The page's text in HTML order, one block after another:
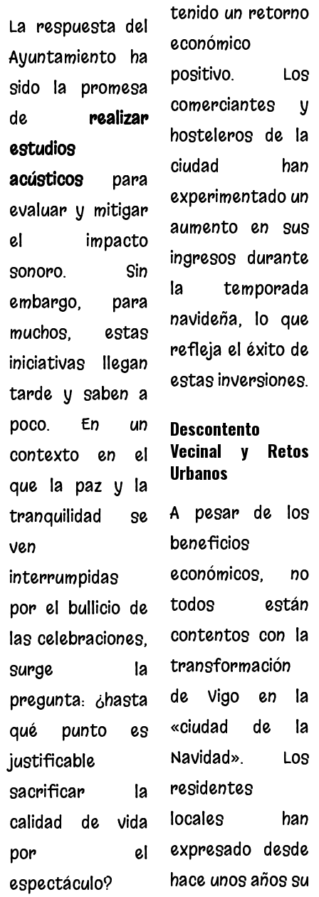
La respuesta del
Ayuntamiento ha
sido la promesa
derealizar
estudios
acústicospara
evaluar y mitigar
el impacto
sonoro. Sin
embargo, para
muchos, estas
iniciativas llegan
tarde y saben a
poco. En un
contexto en el
que la paz y la
tranquilidad se
ven
interrumpidas
por el bullicio de
las celebraciones,
surge la
pregunta: ¿hasta
qué punto es
justificable
sacrificar la
calidad de vida
por el
espectáculo?
tenido un retorno
económico
positivo. Los
comerciantes y
hosteleros de la
ciudad han
experimentado un
aumento en sus
ingresos durante
la temporada
navideña, lo que
refleja el éxito de
estas inversiones.
Descontento
Vecinal y Retos
Urbanos
A pesar de los
beneficios
económicos, no
todos están
contentos con la
transformación
de Vigo en la
«ciudad de la
Navidad». Los
residentes
locales han
expresado desde
hace unos años su